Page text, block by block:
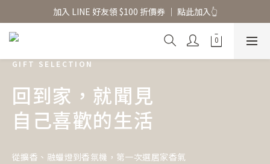
香氛水氧機、擴香香水原精  l 兩件85、三件79折
加入 LINE 好友領 $100 折價券 │ 點此加入👆
香氛水氧機、擴香香水原精  l 兩件85、三件79折
GIFT SELECTION
回到家，就聞見
自己喜歡的生活
從擴香、融蠟燈到香氛機，第一次選居家香氣